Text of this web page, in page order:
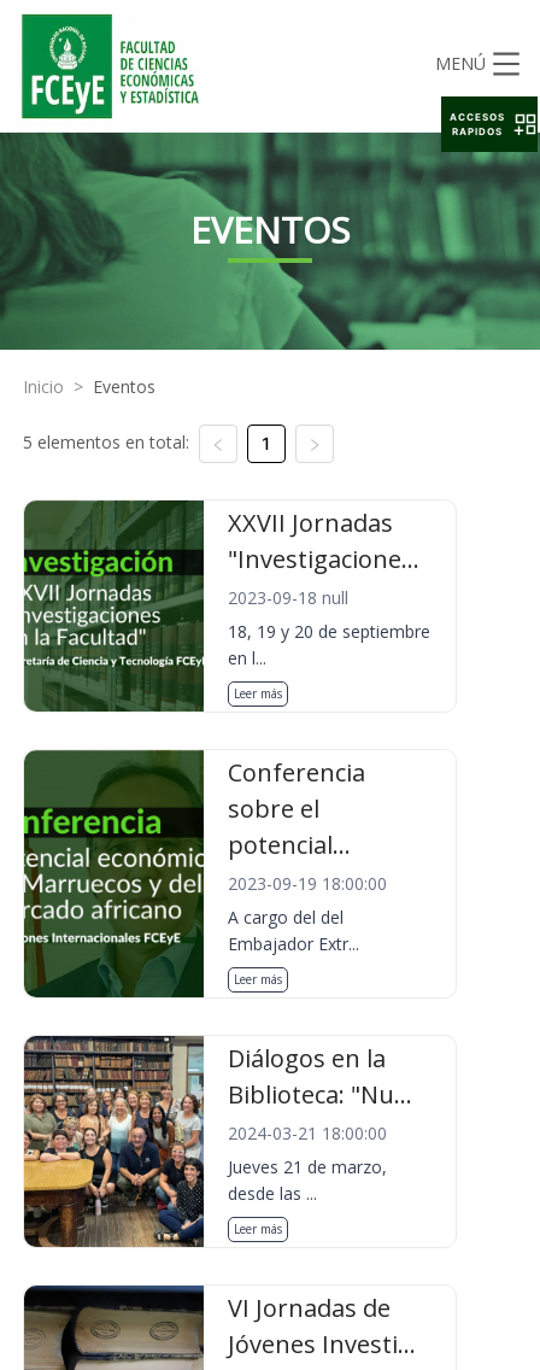
MENÚ
EVENTOS
Inicio > Eventos
5 elementos en total: 1
XXVII Jornadas
"Investigacione...
2023-09-18 null
18, 19 y 20 de septiembre
en l...
Leer más
Conferencia
sobre el
potencial...
2023-09-19 18:00:00
A cargo del del
Embajador Extr...
Leer más
Diálogos en la
Biblioteca: "Nu...
2024-03-21 18:00:00
Jueves 21 de marzo,
desde las ...
Leer más
VI Jornadas de
Jóvenes Investi...
ACCESOS
RAPIDOS